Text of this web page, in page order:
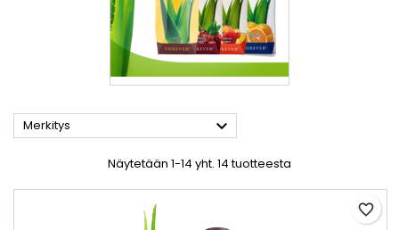
Merkitys 
Näytetään 1-14 yht. 14 tuotteesta
favorite_border